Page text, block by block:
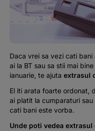
Podcast
Pentru antreprenori
Banking, pe relaxare
Daca vrei sa vezi cati
ai la BT sau sa stii mai
ianuarie, te ajuta extrasul
El iti arata foarte ordonat,
ai platit la cumparaturi
cati bani este vorba.
Unde poti vedea